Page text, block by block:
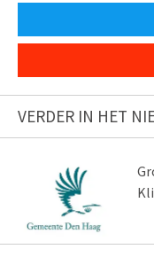
VERDER IN HET